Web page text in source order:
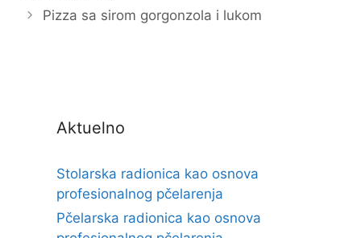
Pizza sa sirom gorgonzola i lukom
Aktuelno
Stolarska radionica kao osnova
profesionalnog pčelarenja
Pčelarska radionica kao osnova